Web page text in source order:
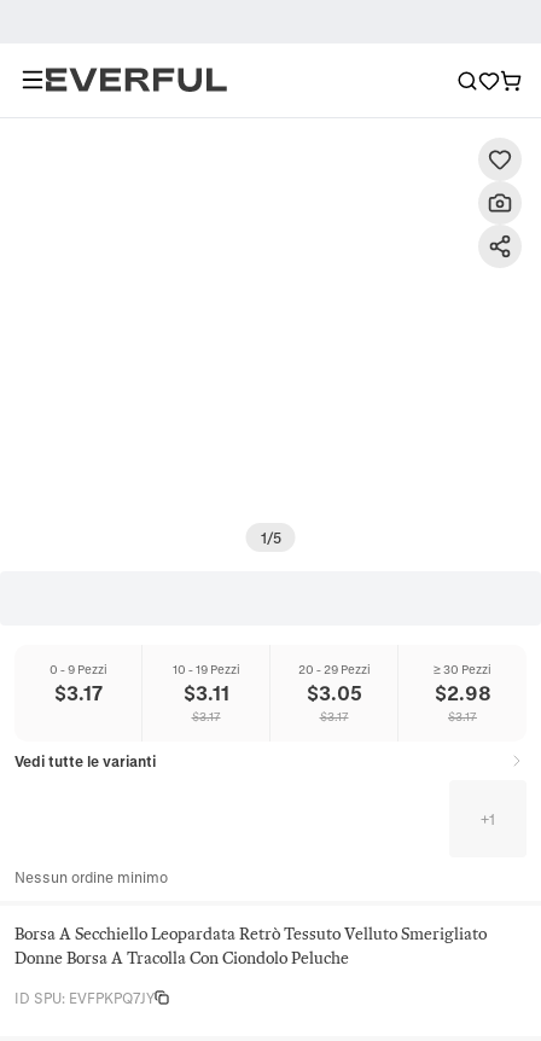
1/5
0 - 9 Pezzi
$3.17
10 - 19 Pezzi
$3.11
$3.17
20 - 29 Pezzi
$3.05
$3.17
≥ 30 Pezzi
$2.98
$3.17
Vedi tutte le varianti
+1
Nessun ordine minimo
Borsa A Secchiello Leopardata Retrò Tessuto Velluto Smerigliato
Donne Borsa A Tracolla Con Ciondolo Peluche
ID SPU: EVFPKPQ7JY